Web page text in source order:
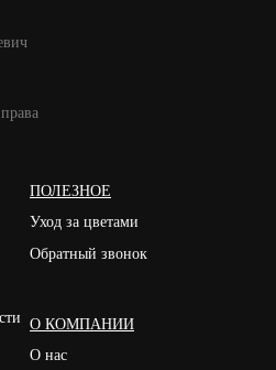
ПОЛЕЗНОЕ
Уход за цветами
Обратный звонок
О КОМПАНИИ
О нас